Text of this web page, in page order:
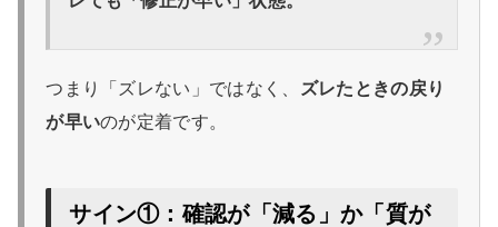
つまり「ズレない」ではなく、
ズレたときの戻り
が早いのが定着です。
サイン①：確認が「減る」か「質が